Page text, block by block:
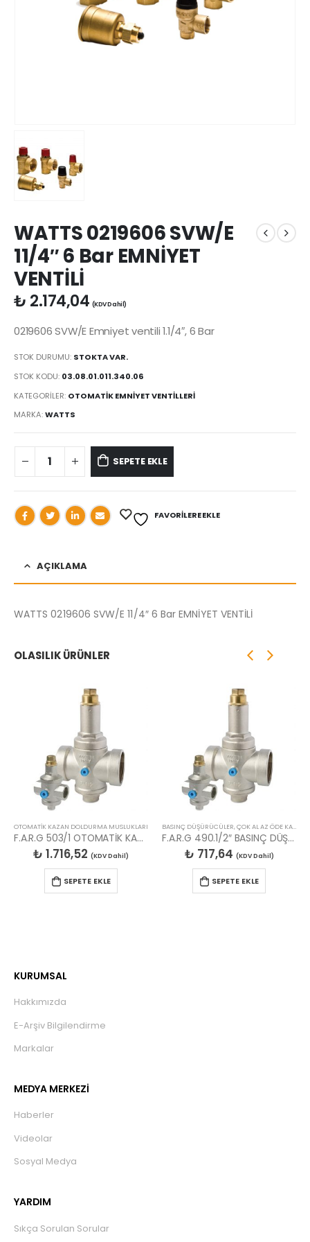
WATTS 0219606 SVW/E
11/4″ 6 Bar EMNİYET
VENTİLİ
₺ 2.174,04 (KDV Dahil)
0219606 SVW/E Emniyet ventili 1.1/4″, 6 Bar
STOK DURUMU: STOKTA VAR.
STOK KODU: 03.08.01.011.340.06
KATEGORILER: OTOMATİK EMNİYET VENTİLLERİ
MARKA:WATTS
SEPETE EKLE
FAVORILERE EKLE
AÇIKLAMA
WATTS 0219606 SVW/E 11/4″ 6 Bar EMNİYET VENTİLİ
OLASILIK ÜRÜNLER
OTOMATİK KAZAN DOLDURMA MUSLUKLARI
F.A.R.G 503/1 OTOMATİK KAZAN DOLDURMA MANOMETRELİ
₺ 1.716,52 (KDV Dahil)
SEPETE EKLE
BASINÇ DÜŞÜRÜCÜLER,ÇOK AL AZ ÖDE KAMPANYA BASINÇ DÜŞÜRÜCÜLER
F.A.R.G 490.1/2″ BASINÇ DÜŞÜRÜCÜ
₺ 717,64 (KDV Dahil)
SEPETE EKLE
KURUMSAL
Hakkımızda
E-Arşiv Bilgilendirme
Markalar
MEDYA MERKEZİ
Haberler
Videolar
Sosyal Medya
YARDIM
Sıkça Sorulan Sorular